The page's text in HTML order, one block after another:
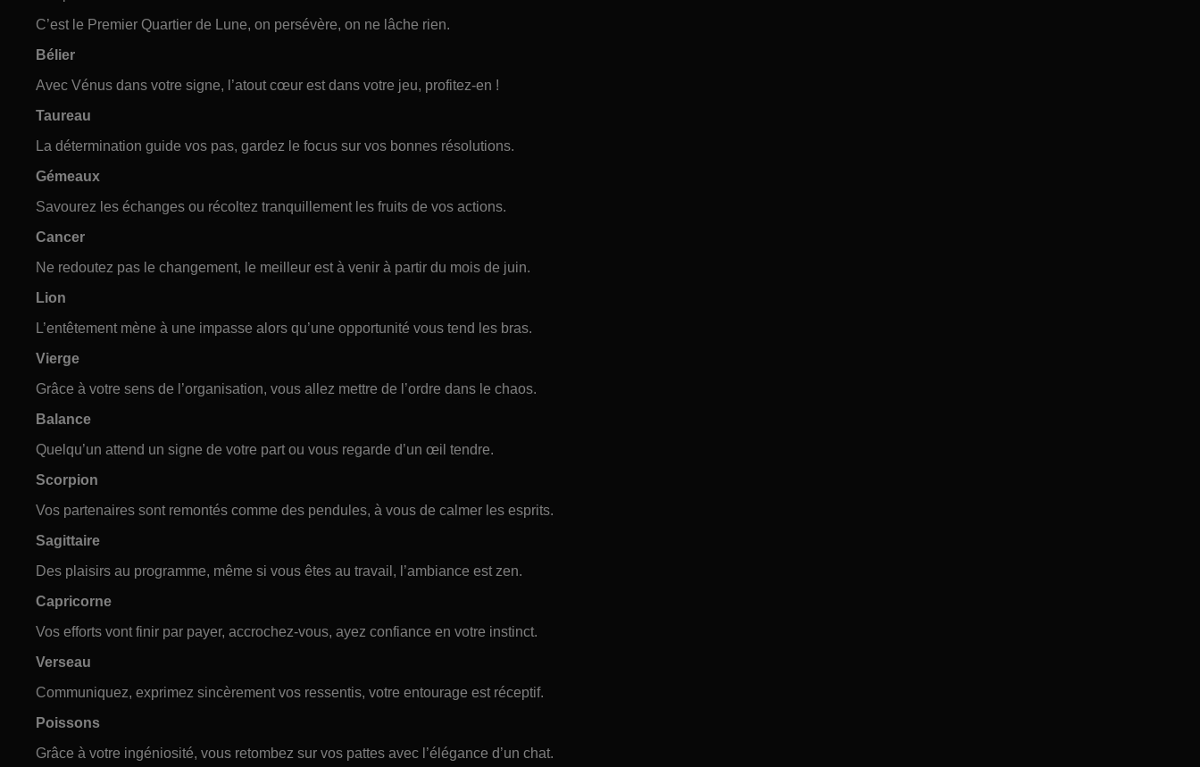
C’est le Premier Quartier de Lune, on persévère, on ne lâche rien.
Bélier
Avec Vénus dans votre signe, l’atout cœur est dans votre jeu, profitez-en !
Taureau
La détermination guide vos pas, gardez le focus sur vos bonnes résolutions.
Gémeaux
Savourez les échanges ou récoltez tranquillement les fruits de vos actions.
Cancer
Ne redoutez pas le changement, le meilleur est à venir à partir du mois de juin.
Lion
L’entêtement mène à une impasse alors qu’une opportunité vous tend les bras.
Vierge
Grâce à votre sens de l’organisation, vous allez mettre de l’ordre dans le chaos.
Balance
Quelqu’un attend un signe de votre part ou vous regarde d’un œil tendre.
Scorpion
Vos partenaires sont remontés comme des pendules, à vous de calmer les esprits.
Sagittaire
Des plaisirs au programme, même si vous êtes au travail, l’ambiance est zen.
Capricorne
Vos efforts vont finir par payer, accrochez-vous, ayez confiance en votre instinct.
Verseau
Communiquez, exprimez sincèrement vos ressentis, votre entourage est réceptif.
Poissons
Grâce à votre ingéniosité, vous retombez sur vos pattes avec l’élégance d’un chat.